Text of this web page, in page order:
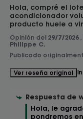
Hola, compré el
acondicionador
producto huele a
Opinión del 29/7/2026
Philippe C.
Publicado
Ver reseña original
Respuesta de
Hola, le
pondremos